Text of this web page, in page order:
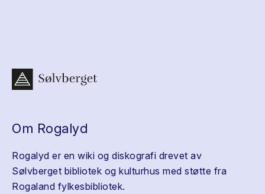
Om Rogalyd
Rogalyd er en wiki og diskografi drevet av
Sølvberget bibliotek og kulturhus med støtte fra
Rogaland fylkesbibliotek.